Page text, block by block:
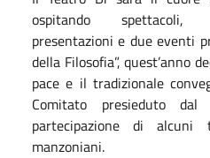
ospitando spettacoli,
presentazioni e due eventi
della Filosofia”, quest’anno
pace e il tradizionale
Comitato presieduto
partecipazione di
manzoniani.